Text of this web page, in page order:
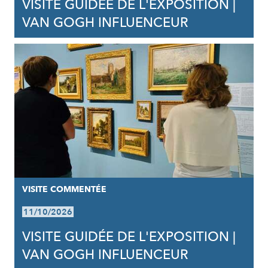
VISITE GUIDÉE DE L'EXPOSITION |
VAN GOGH INFLUENCEUR
VISITE COMMENTÉE
11/10/2026
VISITE GUIDÉE DE L'EXPOSITION |
VAN GOGH INFLUENCEUR